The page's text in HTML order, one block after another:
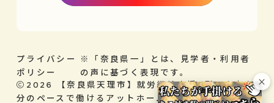
×
プライバシー
ポリシー
※「奈良県一」とは、見学者・利用者
の声に基づく表現です。
2026
【奈良県天理市】就労継続支援B型てん｜自
分のペースで働けるアットホームな事業所